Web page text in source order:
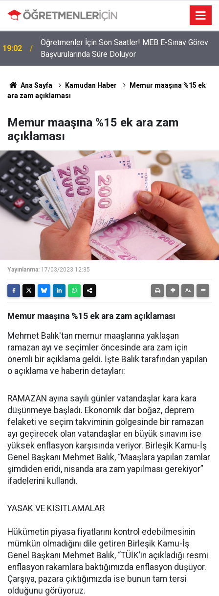
19:02
Öğretmenler İçin Son Saatler! MEB E-Sınav Görev
Başvurularında Süre Doluyor
Ana Sayfa Kamudan Haber
Memur maaşına %15 ek
ara zam açıklaması
Memur maaşına %15 ek ara zam
açıklaması
Yayınlanma: 17/03/2023 12:35
Memur maaşına %15 ek ara zam açıklaması
Mehmet Balık'tan memur maaşlarına yaklaşan
ramazan ayı ve seçimler öncesinde ara zam için
önemli bir açıklama geldi. İşte Balık tarafından yapılan
o açıklama ve haberin detayları:
RAMAZAN ayına sayılı günler vatandaşlar kara kara
düşünmeye başladı. Ekonomik dar boğaz, deprem
felaketi ve seçim takviminin gölgesinde bir ramazan
ayı geçirecek olan vatandaşlar en büyük sınavını ise
yüksek enflasyon karşısında veriyor. Birleşik Kamu-İş
Genel Başkanı Mehmet Balık, “Maaşlara yapılan zamlar
şimdiden eridi, nisanda ara zam yapılması gerekiyor”
ifadelerini kullandı.
YASAK VE KISITLAMALAR
Hükümetin piyasa fiyatlarını kontrol edebilmesinin
mümkün olmadığını dile getiren Birleşik Kamu-İş
Genel Başkanı Mehmet Balık, “TÜİK’in açıkladığı resmi
enflasyon rakamlara baktığımızda enflasyon düşüyor.
Çarşıya, pazara çıktığımızda ise bunun tam tersi
olduğunu görüyoruz.